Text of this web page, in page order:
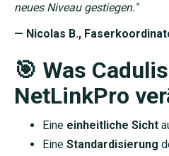
neues Niveau gestiegen."
— Nicolas B.,
🎯 Was
NetLinkPro
Eine einheitliche Sicht
Eine Standardisierung